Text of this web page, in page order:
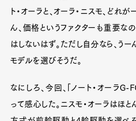
ト・オーラと、オーラ・ニスモ、どれ
ん、価格というファクターも重要な
はしないはず。ただし自分なら、うー
モデルを選びそうだ。
なにしろ、今回、「ノート・オーラ
って感心した。ニスモ・オーラはほと